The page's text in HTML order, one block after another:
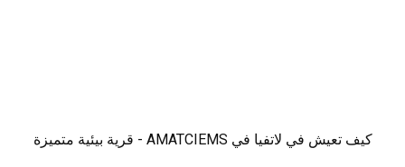
كيف تعيش في لاتفيا في AMATCIEMS - قرية بيئية متميزة